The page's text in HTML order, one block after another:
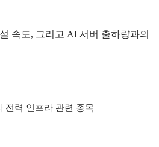
속도, 그리고 AI 서버 출하량과의
전력 인프라 관련 종목